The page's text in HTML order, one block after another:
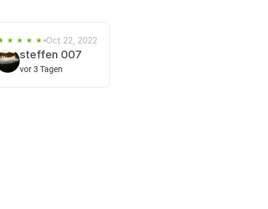
Oct 22, 2022
steffen 007
vor 3 Tagen